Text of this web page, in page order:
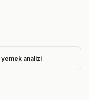
yemek analizi